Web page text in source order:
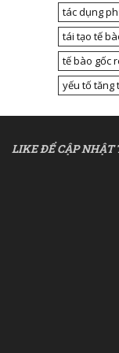
tác dụng
tái tạo tế
tế bào gốc
yếu tố tăng
LIKE ĐỂ CẬP NHẬT